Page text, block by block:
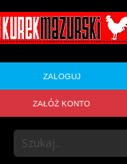
ZALOGUJ
ZAŁÓŻ KONTO